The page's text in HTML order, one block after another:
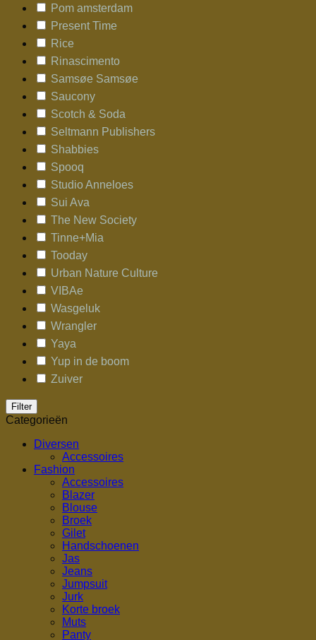
Pom amsterdam
Present Time
Rice
Rinascimento
Samsøe Samsøe
Saucony
Scotch & Soda
Seltmann Publishers
Shabbies
Spooq
Studio Anneloes
Sui Ava
The New Society
Tinne+Mia
Tooday
Urban Nature Culture
VIBAe
Wasgeluk
Wrangler
Yaya
Yup in de boom
Zuiver
Filter
Categorieën
Diversen
Accessoires
Fashion
Accessoires
Blazer
Blouse
Broek
Gilet
Handschoenen
Jas
Jeans
Jumpsuit
Jurk
Korte broek
Muts
Panty